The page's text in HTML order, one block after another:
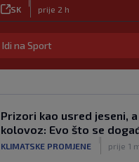
SK prije 2 h
Carević nakon drugog
mogu biti ljutit, ovo nam
|
zadovoljni, tražimo
SK prije 3 h
Zekić sasuo kritike nakon
Idi na Sport
Prizori kao usred jeseni,
kolovoz: Evo što se
KLIMATSKE PROMJENE prije 1